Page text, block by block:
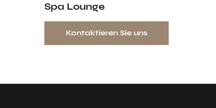
Spa Lounge
Kontaktieren Sie uns